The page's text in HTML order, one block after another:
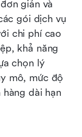
giản và
gói dịch vụ
chi phí cao
khả năng
chọn lý
mô, mức độ
dài hạn